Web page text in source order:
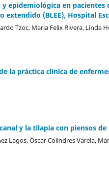
epidemiológica en
extendido (BLEE), Hospital
Tzoc, Maria Felix Rivera, Linda
la práctica clínica de
y la tilapia con piensos
Lagos, Oscar Colindres Varela,